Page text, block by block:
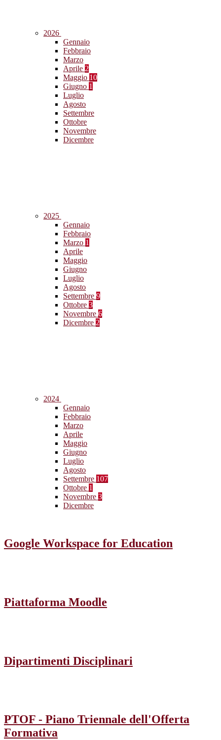
2026
Gennaio
Febbraio
Marzo
Aprile 2
Maggio 10
Giugno 1
Luglio
Agosto
Settembre
Ottobre
Novembre
Dicembre
2025
Gennaio
Febbraio
Marzo 1
Aprile
Maggio
Giugno
Luglio
Agosto
Settembre 9
Ottobre 3
Novembre 6
Dicembre 2
2024
Gennaio
Febbraio
Marzo
Aprile
Maggio
Giugno
Luglio
Agosto
Settembre 107
Ottobre 1
Novembre 3
Dicembre
Google Workspace for Education
Piattaforma Moodle
Dipartimenti Disciplinari
PTOF - Piano Triennale dell'Offerta
Formativa